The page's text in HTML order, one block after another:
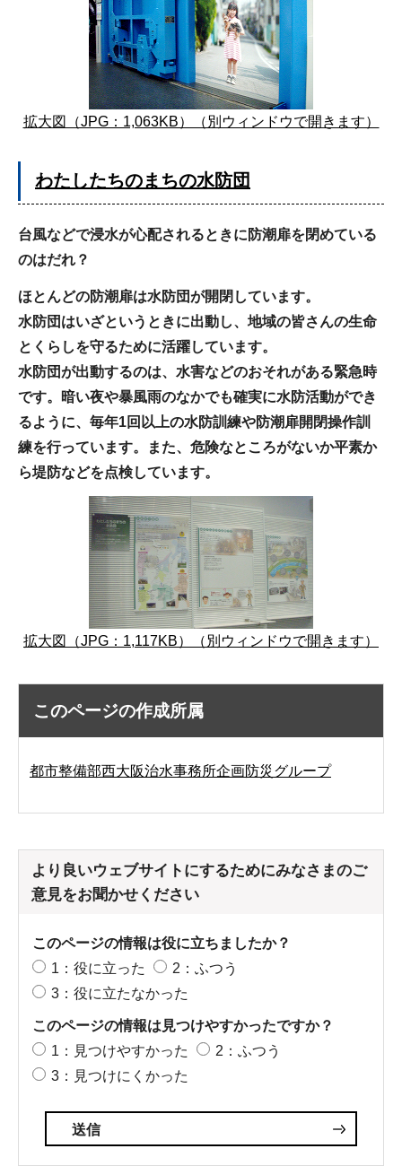
拡大図（JPG：1,063KB）（別ウィンドウで開きます）
わたしたちのまちの水防団
台風などで浸水が心配されるときに防潮扉を閉めている
のはだれ？
ほとんどの防潮扉は水防団が開閉しています。
水防団はいざというときに出動し、地域の皆さんの生命
とくらしを守るために活躍しています。
水防団が出動するのは、水害などのおそれがある緊急時
です。暗い夜や暴風雨のなかでも確実に水防活動ができ
るように、毎年1回以上の水防訓練や防潮扉開閉操作訓
練を行っています。また、危険なところがないか平素か
ら堤防などを点検しています。
拡大図（JPG：1,117KB）（別ウィンドウで開きます）
このページの作成所属
都市整備部西大阪治水事務所企画防災グループ
より良いウェブサイトにするためにみなさまのご
意見をお聞かせください
このページの情報は役に立ちましたか？
1：役に立った
2：ふつう
3：役に立たなかった
このページの情報は見つけやすかったですか？
1：見つけやすかった
2：ふつう
3：見つけにくかった